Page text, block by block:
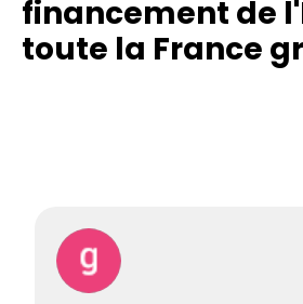
financement de
toute la France